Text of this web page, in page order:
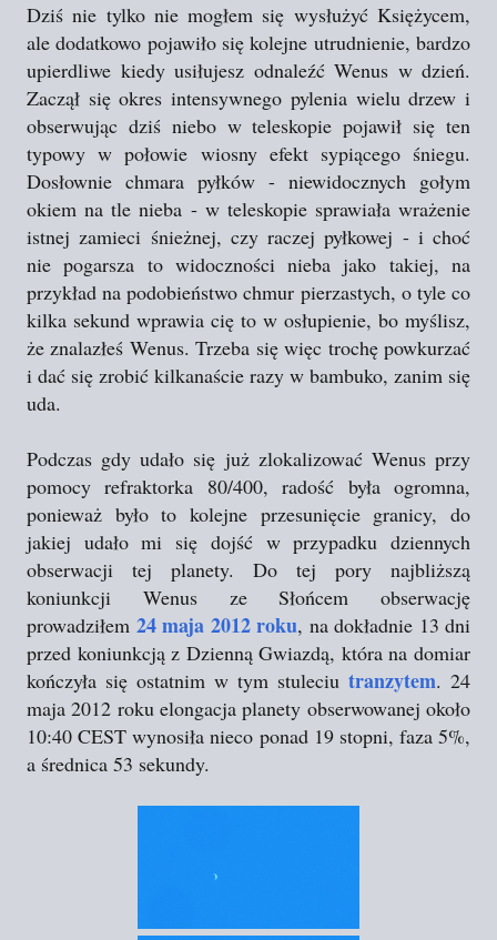
Dziś nie tylko nie mogłem się wysłużyć Księżycem,
ale dodatkowo pojawiło się kolejne utrudnienie, bardzo
upierdliwe kiedy usiłujesz odnaleźć Wenus w dzień.
Zaczął się okres intensywnego pylenia wielu drzew i
obserwując dziś niebo w teleskopie pojawił się ten
typowy w połowie wiosny efekt sypiącego śniegu.
Dosłownie chmara pyłków - niewidocznych gołym
okiem na tle nieba - w teleskopie sprawiała wrażenie
istnej zamieci śnieżnej, czy raczej pyłkowej - i choć
nie pogarsza to widoczności nieba jako takiej, na
przykład na podobieństwo chmur pierzastych, o tyle co
kilka sekund wprawia cię to w osłupienie, bo myślisz,
że znalazłeś Wenus. Trzeba się więc trochę powkurzać
i dać się zrobić kilkanaście razy w bambuko, zanim się
uda.
Podczas gdy udało się już zlokalizować Wenus przy
pomocy refraktorka 80/400, radość była ogromna,
ponieważ było to kolejne przesunięcie granicy, do
jakiej udało mi się dojść w przypadku dziennych
obserwacji tej planety. Do tej pory najbliższą
koniunkcji Wenus ze Słońcem obserwację
prowadziłem 24 maja 2012 roku, na dokładnie 13 dni
przed koniunkcją z Dzienną Gwiazdą, która na domiar
kończyła się ostatnim w tym stuleciu tranzytem. 24
maja 2012 roku elongacja planety obserwowanej około
10:40 CEST wynosiła nieco ponad 19 stopni, faza 5%,
a średnica 53 sekundy.